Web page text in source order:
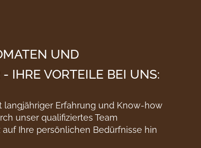
UND
IHRE VORTEILE BEI UNS:
langjähriger Erfahrung und Know-how
unser qualifiziertes Team
Ihre persönlichen Bedürfnisse hin